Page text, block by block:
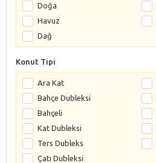
Doğa
Havuz
Dağ
Konut Tipi
Ara Kat
Bahçe Dubleksi
Bahçeli
Kat Dubleksi
Ters Dubleks
Çatı Dubleksi